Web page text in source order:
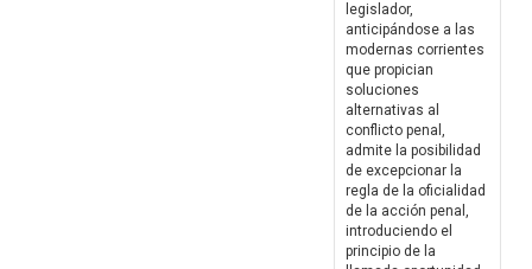
legislador,
anticipándose a las
modernas corrientes
que propician
soluciones
alternativas al
conflicto penal,
admite la posibilidad
de excepcionar la
regla de la oficialidad
de la acción penal,
introduciendo el
principio de la